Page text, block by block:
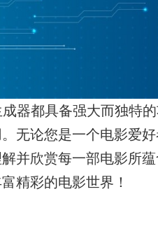
器都具备强大而独特
无论您是一个电影爱
并欣赏每一部电影所
精彩的电影世界！